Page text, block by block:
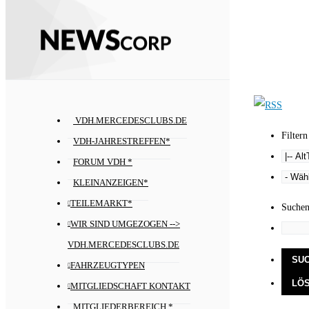
VDH.MERCEDESCLUBS.DE
VDH-JAHRESTREFFEN*
FORUM VDH *
KLEINANZEIGEN*
TEILEMARKT*
WIR SIND UMGEZOGEN -->
VDH.MERCEDESCLUBS.DE
FAHRZEUGTYPEN
MITGLIEDSCHAFT KONTAKT
MITGLIEDERBEREICH *
Filtern
Suchen